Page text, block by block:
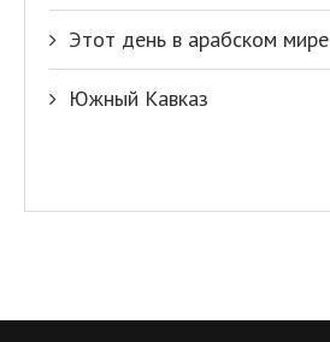
Этот день в арабском мире
Южный Кавказ